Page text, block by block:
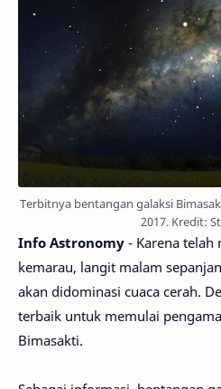
Terbitnya bentangan galaksi
2017. Kredit:
Info Astronomy - Karena telah
kemarau, langit malam
akan didominasi cuaca cerah.
terbaik untuk memulai
Bimasakti.